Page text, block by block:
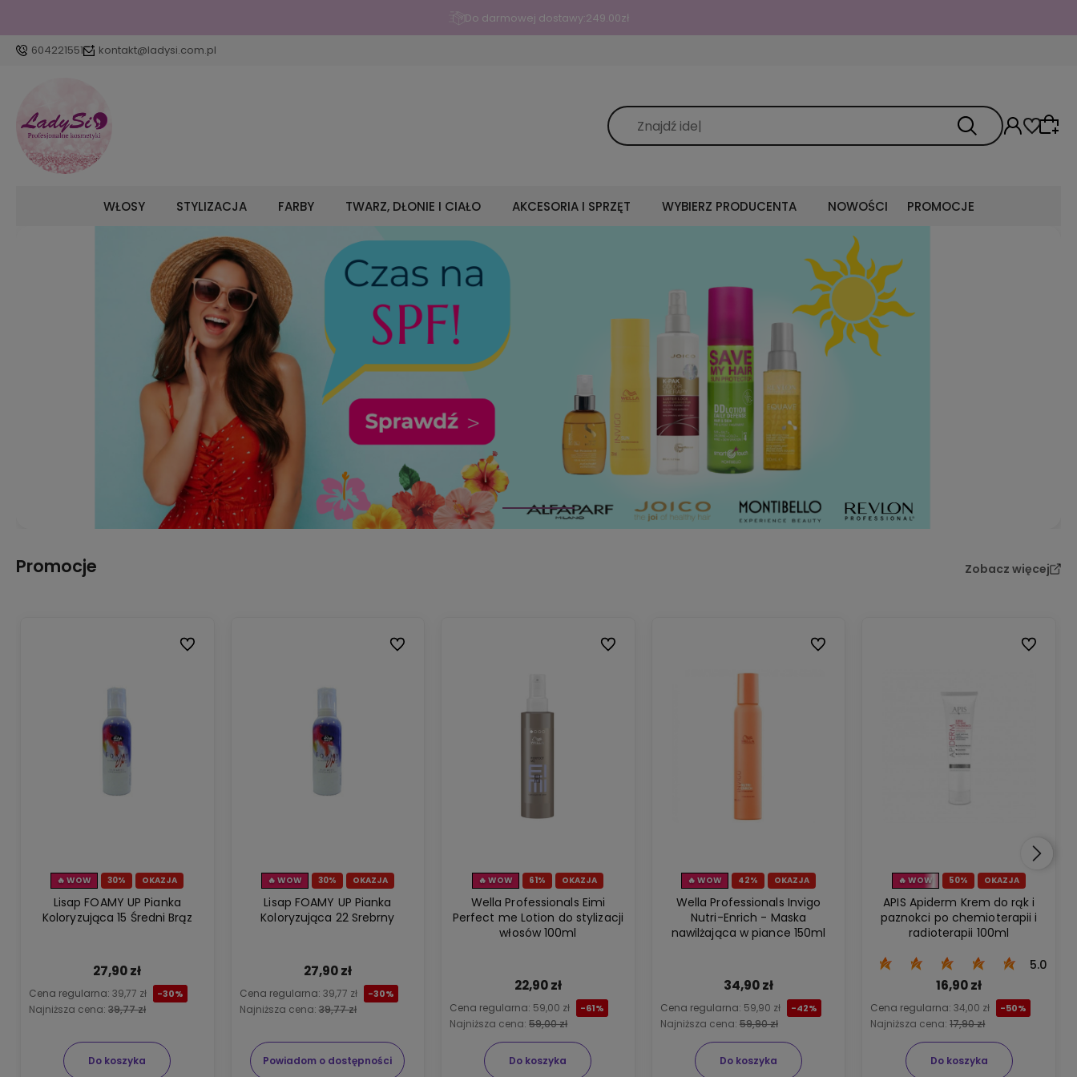
Do darmowej dostawy:249.00zł
604221551 kontakt@ladysi.com.pl
WŁOSY STYLIZACJA FARBY TWARZ, DŁONIE I CIAŁO AKCESORIA I SPRZĘT WYBIERZ PRODUCENTA NOWOŚCI PROMOCJE
Promocje Zobacz więcej
30% OKAZJA
🔥 WOW
Lisap FOAMY UP Pianka
Koloryzująca 15 Średni Brąz
27,90 zł
Cena regularna: 39,77 zł -30%
Najniższa cena: 39,77 zł
Do koszyka
Do ulubionych
30% OKAZJA
🔥 WOW
Lisap FOAMY UP Pianka
Koloryzująca 22 Srebrny
27,90 zł
Cena regularna: 39,77 zł -30%
Najniższa cena:39,77 zł
Powiadom o dostępności
Do ulubionych
61% OKAZJA
🔥 WOW
Wella Professionals Eimi
Perfect me Lotion do stylizacji
włosów 100ml
22,90 zł
Cena regularna: 59,00 zł -61%
Najniższa cena:59,00 zł
Do koszyka
Do ulubionych
42% OKAZJA
🔥 WOW
Wella Professionals Invigo
Nutri-Enrich - Maska
nawilżająca w piance 150ml
34,90 zł
Cena regularna: 59,90 zł -42%
Najniższa cena: 59,90 zł
Do koszyka
Do ulubionych
50% OKAZJA
🔥 WOW
APIS Apiderm Krem do rąk i
paznokci po chemioterapii i
radioterapii 100ml
5.0
16,90 zł
Cena regularna:34,00 zł -50%
Najniższa cena:17,90 zł
Do koszyka
Do